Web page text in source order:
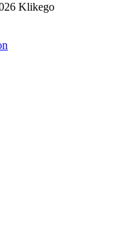
Klikego